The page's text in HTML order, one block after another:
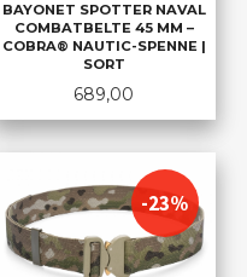
BAYONET SPOTTER NAVAL
COMBATBELTE 45 MM –
COBRA® NAUTIC-SPENNE |
SORT
Pris
689,00
-23%